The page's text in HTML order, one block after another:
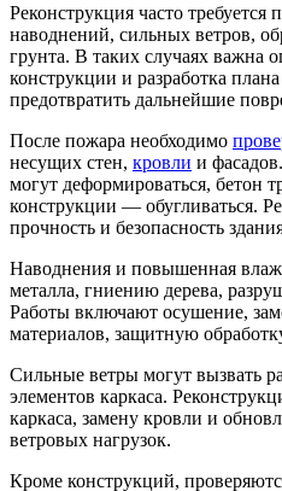
Реконструкция часто требуется
наводнений, сильных ветров,
грунта. В таких случаях важна
конструкции и разработка
предотвратить дальнейшие
После пожара необходимо
несущих стен, кровли и
могут деформироваться, бетон
конструкции — обугливаться.
прочность и безопасность
Наводнения и повышенная
металла, гниению дерева,
Работы включают осушение,
материалов, защитную
Сильные ветры могут вызвать
элементов каркаса.
каркаса, замену кровли и
ветровых нагрузок.
Кроме конструкций,